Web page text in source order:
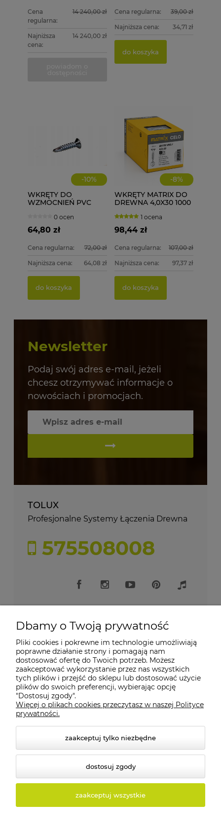
Cena
regularna:
14 240,00 zł
Najniższa
cena:
14 240,00 zł
Cena regularna: 39,00 zł
Najniższa cena: 34,71 zł
do koszyka
-10%
WKRĘTY DO
WZMOCNIEŃ PVC
1000 szt.0 ocen
64,80 zł
Cena regularna: 72,00 zł
Najniższa cena: 64,08 zł
do koszyka
-8%
WKRĘTY MATRIX DO
DREWNA 4,0X30 1000
1 ocena
98,44 zł
Cena regularna: 107,00 zł
Najniższa cena: 97,37 zł
do koszyka
Newsletter
Podaj swój adres e-mail, jeżeli
chcesz otrzymywać informacje o
nowościach i promocjach.
TOLUX
Profesjonalne Systemy Łączenia Drewna
575508008
Moje konto
Płatności i dostawa
Informacje
Styl graficzny i aplikacje ShopGadget.pl
Dbamy o Twoją prywatność
Pliki cookies i pokrewne im technologie umożliwiają
poprawne działanie strony i pomagają nam
dostosować ofertę do Twoich potrzeb. Możesz
zaakceptować wykorzystanie przez nas wszystkich
tych plików i przejść do sklepu lub dostosować użycie
plików do swoich preferencji, wybierając opcję
"Dostosuj zgody".
Więcej o plikach cookies przeczytasz w naszej Polityce
prywatności.
zaakceptuj tylko niezbędne
dostosuj zgody
zaakceptuj wszystkie